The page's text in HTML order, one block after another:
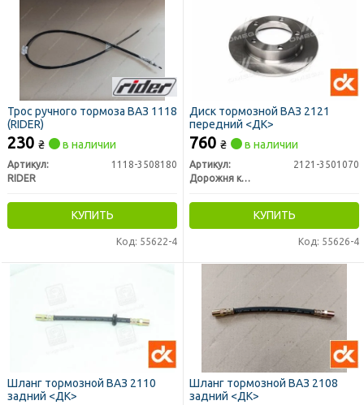
Трос ручного тормоза ВАЗ 1118
(RIDER)
230 ₴ в наличии
Артикул:
1118-3508180
RIDER
КУПИТЬ
Код: 55622-4
Диск тормозной ВАЗ 2121
передний <ДК>
760 ₴ в наличии
Артикул:
2121-3501070
Дорожня карта
КУПИТЬ
Код: 55626-4
Шланг тормозной ВАЗ 2110
задний <ДК>
Шланг тормозной ВАЗ 2108
задний <ДК>